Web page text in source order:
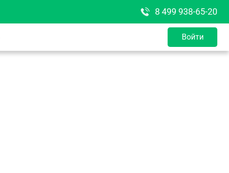
8 499 938-65-20
Войти